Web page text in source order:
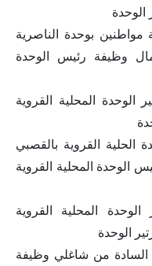
بوحدة الناصرية
وظيفة رئيس الوحدة
المحلية القروية
القروية بالقصبي
الوحدة المحلية القروية
المحلية القروية
الوحدة
السادة من شاغلي وظيفة